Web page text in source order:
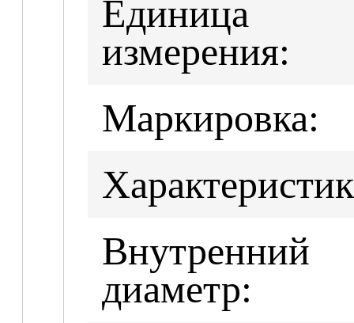
Единица
измерения:
Маркировка:
Внутренний
диаметр: